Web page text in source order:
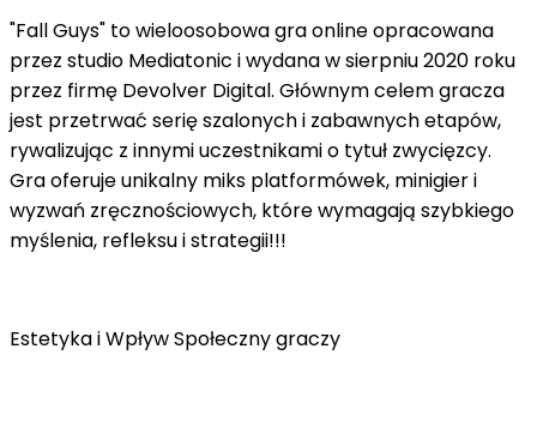
"Fall Guys" to wieloosobowa gra online opracowana
przez studio Mediatonic i wydana w sierpniu 2020 roku
przez firmę Devolver Digital. Głównym celem gracza
jest przetrwać serię szalonych i zabawnych etapów,
rywalizując z innymi uczestnikami o tytuł zwycięzcy.
Gra oferuje unikalny miks platformówek, minigier i
wyzwań zręcznościowych, które wymagają szybkiego
myślenia, refleksu i strategii!!!
Estetyka i Wpływ Społeczny graczy